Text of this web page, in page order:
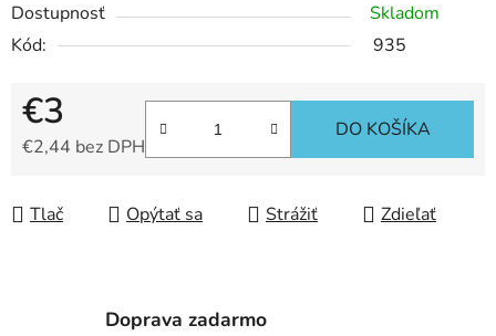
Dostupnosť
Skladom
Kód:
935
€3
€2,44 bez DPH
DO KOŠÍKA
Tlač Opýtať sa Strážiť Zdieľať
Doprava zadarmo